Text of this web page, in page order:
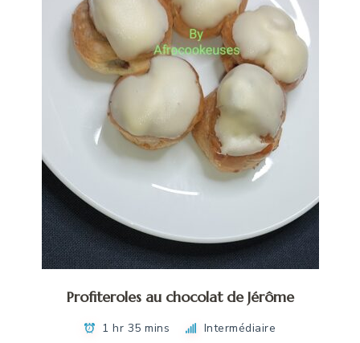
Profiteroles au chocolat de Jérôme
1 hr 35 mins Intermédiaire